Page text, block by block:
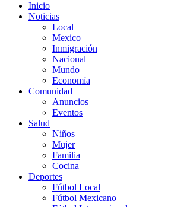
Inicio
Noticias
Local
Mexico
Inmigración
Nacional
Mundo
Economía
Comunidad
Anuncios
Eventos
Salud
Niños
Mujer
Familia
Cocina
Deportes
Fútbol Local
Fútbol Mexicano